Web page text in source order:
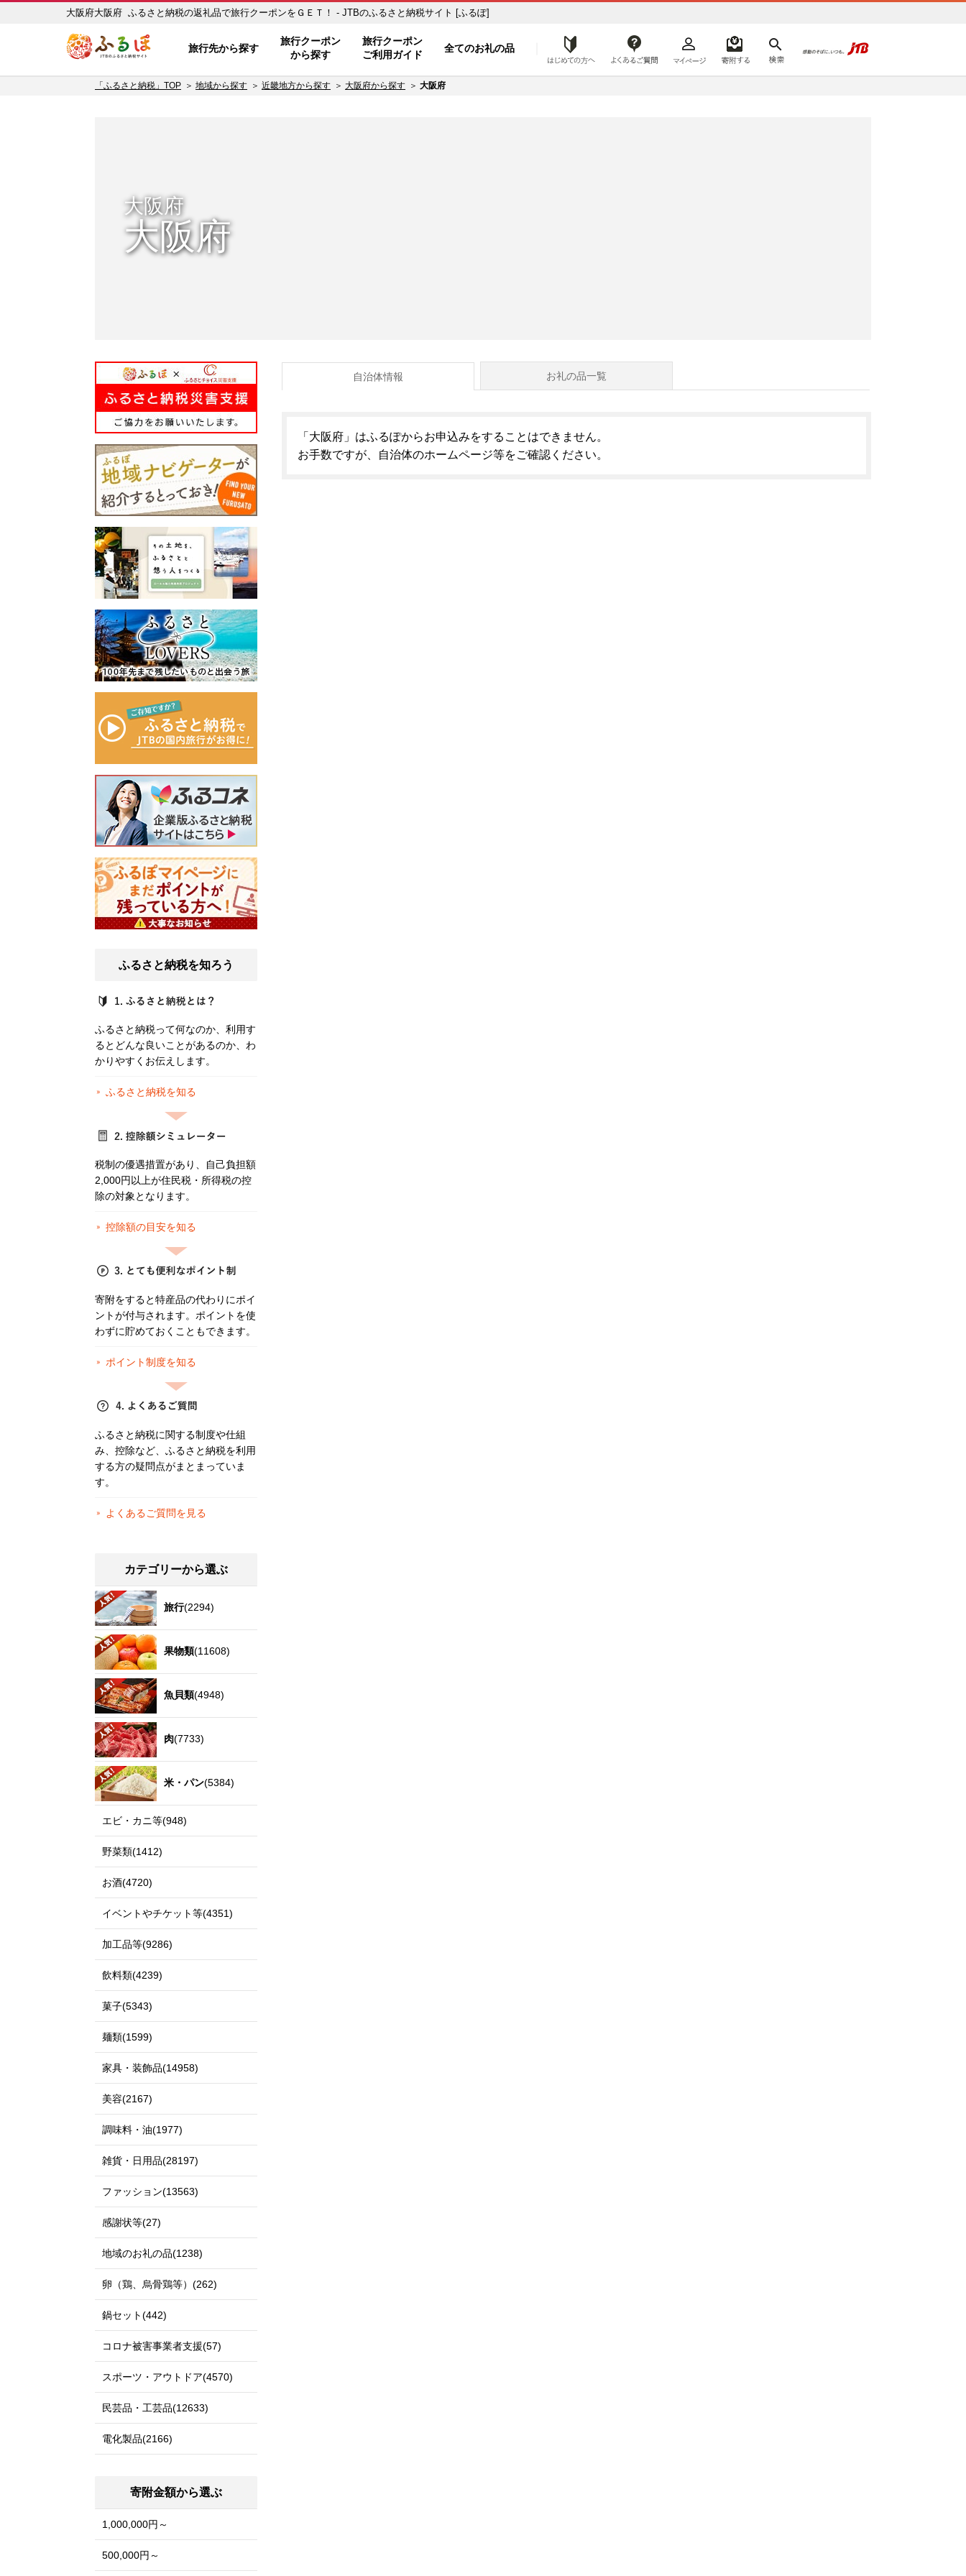
大阪府大阪府 ふるさと納税の返礼品で旅行クーポンをＧＥＴ！ - JTBのふるさと納税サイト [ふるぽ]
旅行先から探す
旅行クーポン
から探す
旅行クーポン
ご利用ガイド
全てのお礼の品 はじめての方へ
「ふるさと納税」TOP 地域から探す 近畿地方から探す 大阪府から探す 大阪府
大阪府
大阪府
自治体情報 お礼の品一覧
「大阪府」はふるぽからお申込みをすることはできません。
お手数ですが、自治体のホームページ等をご確認ください。
ふるさと納税を知ろう
ふるさと納税って何なのか、利用す
るとどんな良いことがあるのか、わ
かりやすくお伝えします。
ふるさと納税を知る
税制の優遇措置があり、自己負担額
2,000円以上が住民税・所得税の控
除の対象となります。
控除額の目安を知る
寄附をすると特産品の代わりにポイ
ントが付与されます。ポイントを使
わずに貯めておくこともできます。
ポイント制度を知る
ふるさと納税に関する制度や仕組
み、控除など、ふるさと納税を利用
する方の疑問点がまとまっていま
す。
よくあるご質問を見る
カテゴリーから選ぶ
旅行(2294)
果物類(11608)
魚貝類(4948)
肉(7733)
米・パン(5384)
エビ・カニ等(948)
野菜類(1412)
お酒(4720)
イベントやチケット等(4351)
加工品等(9286)
飲料類(4239)
菓子(5343)
麺類(1599)
家具・装飾品(14958)
美容(2167)
調味料・油(1977)
雑貨・日用品(28197)
ファッション(13563)
感謝状等(27)
地域のお礼の品(1238)
卵（鶏、烏骨鶏等）(262)
鍋セット(442)
コロナ被害事業者支援(57)
スポーツ・アウトドア(4570)
民芸品・工芸品(12633)
電化製品(2166)
寄附金額から選ぶ
1,000,000円～
500,000円～